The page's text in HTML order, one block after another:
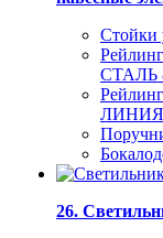
Стойки
СТАЛЬ
26.